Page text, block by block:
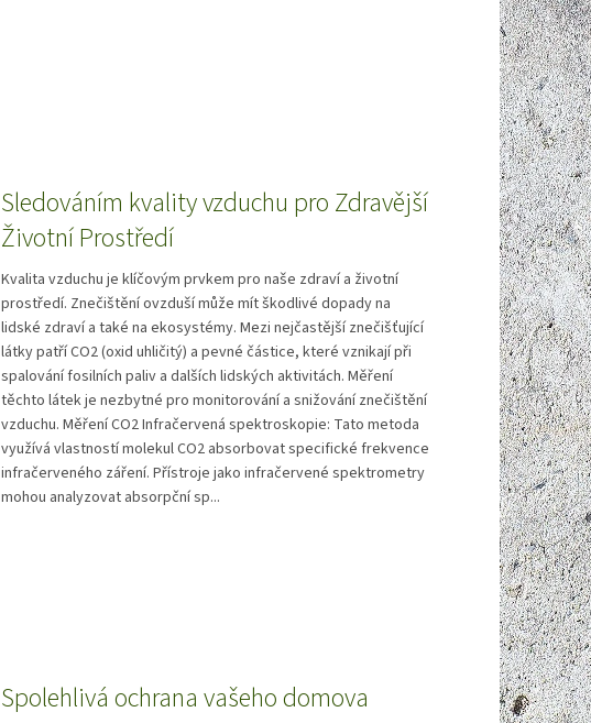
Sledováním kvality vzduchu pro Zdravější
Životní Prostředí
Kvalita vzduchu je klíčovým prvkem pro naše zdraví a životní
prostředí. Znečištění ovzduší může mít škodlivé dopady na
lidské zdraví a také na ekosystémy. Mezi nejčastější znečišťující
látky patří CO2 (oxid uhličitý) a pevné částice, které vznikají při
spalování fosilních paliv a dalších lidských aktivitách. Měření
těchto látek je nezbytné pro monitorování a snižování znečištění
vzduchu. Měření CO2 Infračervená spektroskopie: Tato metoda
využívá vlastností molekul CO2 absorbovat specifické frekvence
infračerveného záření. Přístroje jako infračervené spektrometry
mohou analyzovat absorpční sp...
Spolehlivá ochrana vašeho domova